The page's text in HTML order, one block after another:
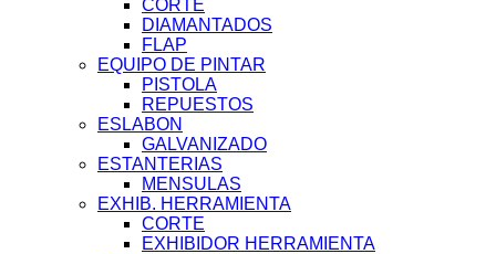
CORTE
DIAMANTADOS
FLAP
EQUIPO DE PINTAR
PISTOLA
REPUESTOS
ESLABON
GALVANIZADO
ESTANTERIAS
MENSULAS
EXHIB. HERRAMIENTA
CORTE
EXHIBIDOR HERRAMIENTA